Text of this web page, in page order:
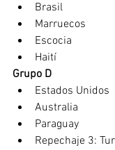
Brasil
Marruecos
Escocia
Haití
Grupo D
Estados Unidos
Australia
Paraguay
Repechaje 3: